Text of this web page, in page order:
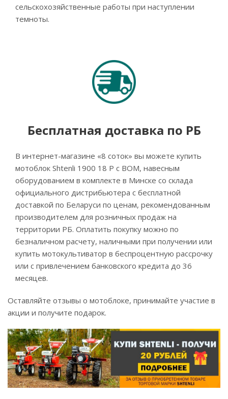
сельскохозяйственные работы при наступлении
темноты.
Бесплатная доставка по РБ
В интернет-магазине «8 соток» вы можете купить
мотоблок Shtenli 1900 18 P с ВОМ, навесным
оборудованием в комплекте в Минске со склада
официального дистрибьютера с бесплатной
доставкой по Беларуси по ценам, рекомендованным
производителем для розничных продаж на
территории РБ. Оплатить покупку можно по
безналичном расчету, наличными при получении или
купить мотокультиватор в беспроцентную рассрочку
или с привлечением банковского кредита до 36
месяцев.
Оставляйте отзывы о мотоблоке, принимайте участие в
акции и получите подарок.